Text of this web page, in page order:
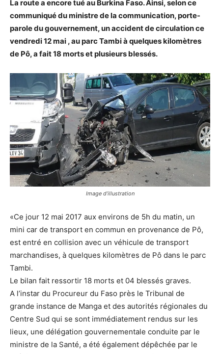
La route a encore tué au Burkina Faso. Ainsi, selon ce
communiqué du ministre de la communication, porte-
parole du gouvernement, un accident de circulation ce
vendredi 12 mai , au parc Tambi à quelques kilomètres
de Pô, a fait 18 morts et plusieurs blessés.
Image d’illustration
«Ce jour 12 mai 2017 aux environs de 5h du matin, un
mini car de transport en commun en provenance de Pô,
est entré en collision avec un véhicule de transport
marchandises, à quelques kilomètres de Pô dans le parc
Tambi.
Le bilan fait ressortir 18 morts et 04 blessés graves.
A l’instar du Procureur du Faso près le Tribunal de
grande instance de Manga et des autorités régionales du
Centre Sud qui se sont immédiatement rendus sur les
lieux, une délégation gouvernementale conduite par le
ministre de la Santé, a été également dépêchée par le